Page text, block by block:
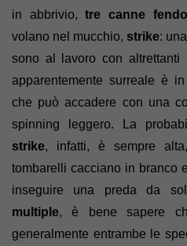
in abbrivio,tre canne
volano nel mucchio, strike:
sono al lavoro con altrettanti
apparentemente surreale è
che può accadere con una
spinning leggero. La
strike, infatti, è sempre
tombarelli cacciano in branco
inseguire una preda da
multiple, è bene sapere
generalmente entrambe le